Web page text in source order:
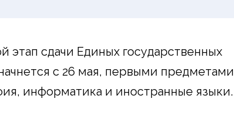
этап сдачи Единых государственных
с 26 мая, первыми предметами
информатика и иностранные языки.